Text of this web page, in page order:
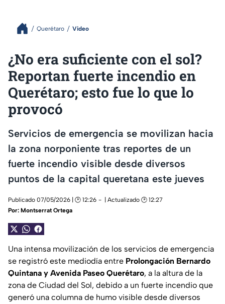
Querétaro Video
¿No era suficiente con el sol?
Reportan fuerte incendio en
Querétaro; esto fue lo que lo
provocó
Servicios de emergencia se movilizan hacia
la zona norponiente tras reportes de un
fuerte incendio visible desde diversos
puntos de la capital queretana este jueves
Publicado 07/05/2026 | 🕑 12:26
| Actualizado 🕑 12:27
Por: Montserrat Ortega
Una intensa movilización de los servicios de emergencia
se registró este mediodía entre Prolongación Bernardo
Quintana y Avenida Paseo Querétaro, a la altura de la
zona de Ciudad del Sol, debido a un fuerte incendio que
generó una columna de humo visible desde diversos